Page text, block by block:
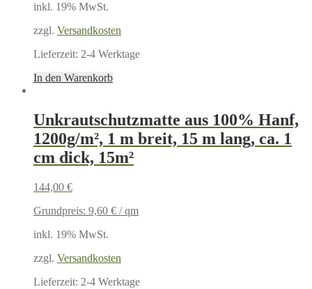
inkl. 19% MwSt.
zzgl. Versandkosten
Lieferzeit: 2-4 Werktage
In den Warenkorb
Unkrautschutzmatte aus 100% Hanf,
1200g/m², 1 m breit, 15 m lang, ca. 1
cm dick, 15m²
144,00 €
Grundpreis: 9,60 € /qm
inkl. 19% MwSt.
zzgl. Versandkosten
Lieferzeit: 2-4 Werktage